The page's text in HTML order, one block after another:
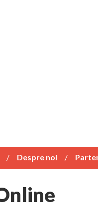
Despre noi